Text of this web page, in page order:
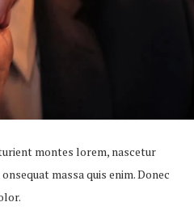
montes lorem, nascetur
massa quis enim. Donec